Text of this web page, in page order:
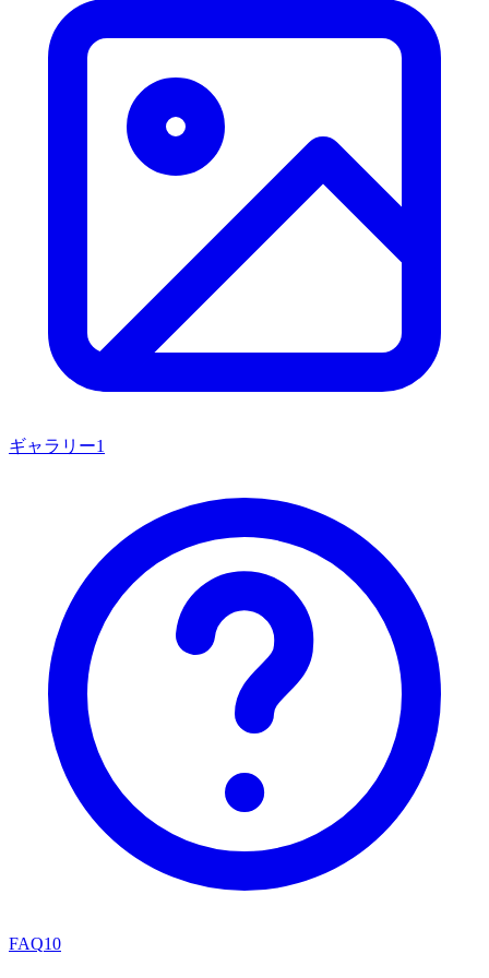
ギャラリー1
FAQ10